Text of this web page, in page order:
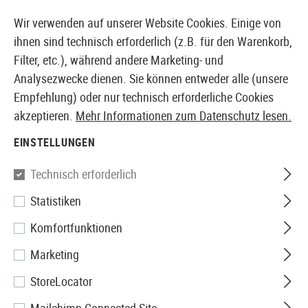
EUROPÄISCHER AIRSOFT SHOP & GROßHÄNDLER
Prometheus
MS100 Non-Linear Spring
Wir verwenden auf unserer Website Cookies. Einige von
ihnen sind technisch erforderlich (z.B. für den Warenkorb,
Filter, etc.), während andere Marketing- und
Analysezwecke dienen. Sie können entweder alle (unsere
Empfehlung) oder nur technisch erforderliche Cookies
akzeptieren. Mehr Informationen zum Datenschutz lesen.
EINSTELLUNGEN
Technisch erforderlich
Statistiken
Komfortfunktionen
Marketing
StoreLocator